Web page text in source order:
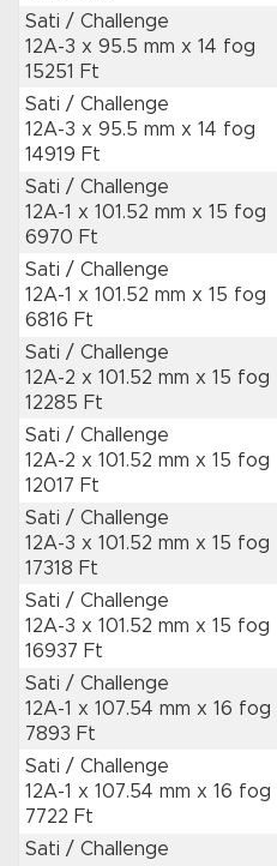
Sati / Challenge
12A-3 x 95.5 mm x 14 fog
15251 Ft
Sati / Challenge
12A-3 x 95.5 mm x 14 fog
14919 Ft
Sati / Challenge
12A-1 x 101.52 mm x 15 fog
6970 Ft
Sati / Challenge
12A-1 x 101.52 mm x 15 fog
6816 Ft
Sati / Challenge
12A-2 x 101.52 mm x 15 fog
12285 Ft
Sati / Challenge
12A-2 x 101.52 mm x 15 fog
12017 Ft
Sati / Challenge
12A-3 x 101.52 mm x 15 fog
17318 Ft
Sati / Challenge
12A-3 x 101.52 mm x 15 fog
16937 Ft
Sati / Challenge
12A-1 x 107.54 mm x 16 fog
7893 Ft
Sati / Challenge
12A-1 x 107.54 mm x 16 fog
7722 Ft
Sati / Challenge